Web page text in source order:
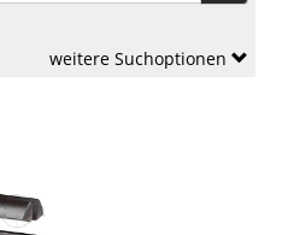
weitere Suchoptionen